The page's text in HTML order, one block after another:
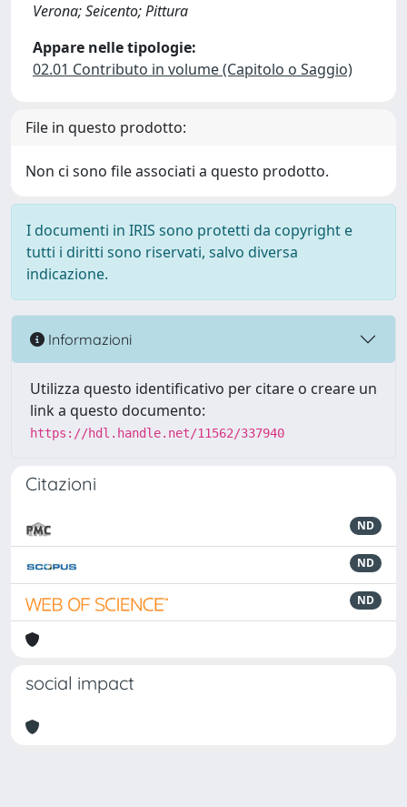
Verona; Seicento; Pittura
Appare nelle tipologie:
02.01 Contributo in volume (Capitolo o Saggio)
File in questo prodotto:
Non ci sono file associati a questo prodotto.
I documenti in IRIS sono protetti da copyright e
tutti i diritti sono riservati, salvo diversa
indicazione.
Informazioni
Utilizza questo identificativo per citare o creare un
link a questo documento:
https://hdl.handle.net/11562/337940
Citazioni
ND
ND
ND
social impact